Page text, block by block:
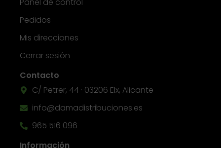
Pedidos
Mis direcciones
Cerrar sesión
Contacto
C/ Petrer, 44 · 03206 Elx, Alicante
info@damadistribuciones.es
965 516 096
Información